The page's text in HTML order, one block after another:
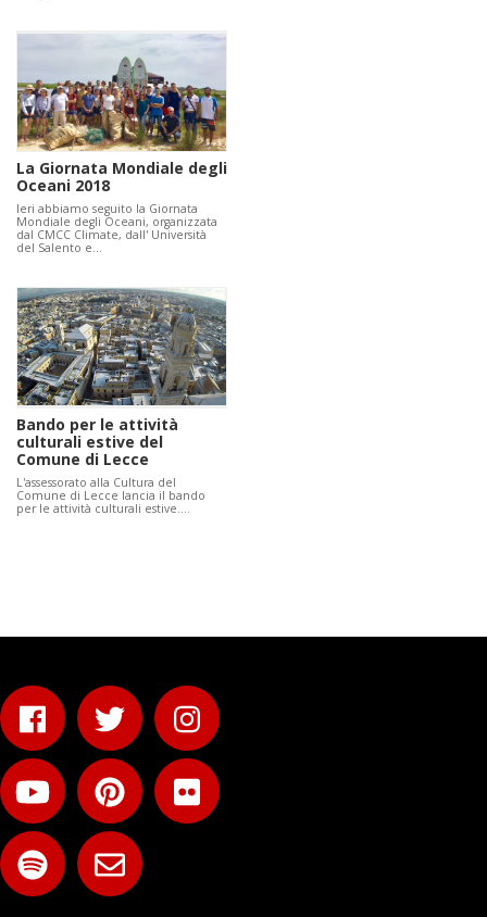
La Giornata Mondiale degli
Oceani 2018
Ieri abbiamo seguito la Giornata
Mondiale degli Oceani, organizzata
dal CMCC Climate, dall' Università
del Salento e…
Bando per le attività
culturali estive del
Comune di Lecce
L'assessorato alla Cultura del
Comune di Lecce lancia il bando
per le attività culturali estive.…